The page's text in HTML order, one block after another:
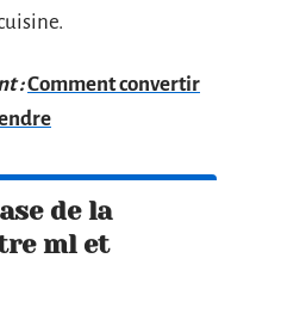
:Comment convertir
de la
ml et